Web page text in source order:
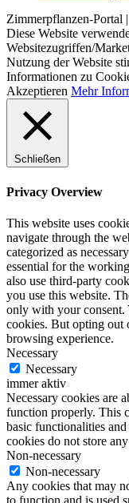
Zimmerpflanzen-Portal |
Diese Website
Websitezugriffen/
Nutzung der Website
Informationen zu
Akzeptieren Mehr
Schließen
Privacy Overview
This website uses
navigate through the
categorized as
essential for the
also use third-party
you use this website.
only with your consent.
cookies. But opting out
browsing experience.
Necessary
Necessary
immer aktiv
Necessary cookies are
function properly. This
basic functionalities
cookies do not store
Non-necessary
Non-necessary
Any cookies that may
to function and is used